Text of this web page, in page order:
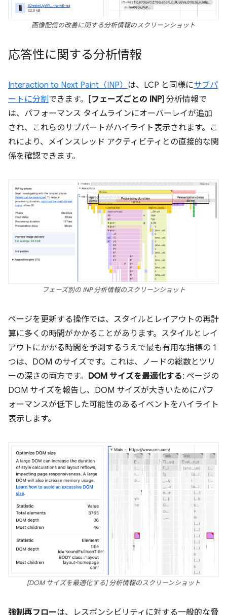
画像配信の改善に関する分析情報のスクリーンショット
応答性に関する分析情報
Interaction to Next Paint（INP） は、LCP と同様にサブパ
ートに分割できます。[フェーズごとの INP] 分析情報で
は、パフォーマンス タイムラインにオーバーレイが追加
され、これらのサブパートがハイライト表示されます。こ
れにより、メインスレッド アクティビティとの直接的な関
係を確認できます。
フェーズ別の INP 分析情報のスクリーンショット
ページを更新する操作では、スタイルとレイアウトの再計
算に多くの時間がかかることがあります。スタイルとレイ
アウトにかかる時間を予測するうえで最も有用な指標の 1
つは、DOM のサイズです。これは、ノードの総数とツリ
ーの深さの両方です。 DOM サイズを最適化する: ページの
DOM サイズを報告し、DOM サイズが大きいためにパフ
ォーマンスが低下した可能性のあるイベントをハイライト
表示します。
[DOM サイズを最適化する] 分析情報のスクリーンショット
強制再フローは、レスポンシビリティに対する一般的な脅